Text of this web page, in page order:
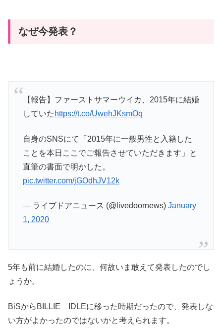
なぜ今発表？
【報告】ファーストサマーウイカ、2015年に結婚
していた https://t.co/UwehJKsmOq
自身のSNSにて「2015年に一般男性と入籍した
ことを本日ここでご報告させていただきます」と
直筆の書面で明かした。
pic.twitter.com/jGOdhJV12k
— ライブドアニュース (@livedoornews) January
1, 2020
5年も前に結婚したのに、何故いま敢えて発表したのでし
ょうか。
BiSからBILLIE IDLEに移った時期だったので、発表しな
い方がよかったのではないかと考えられます。